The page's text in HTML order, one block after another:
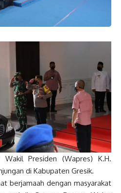
Presiden (Wapres) K.H.
di Kabupaten Gresik.
berjamaah dengan masyarakat